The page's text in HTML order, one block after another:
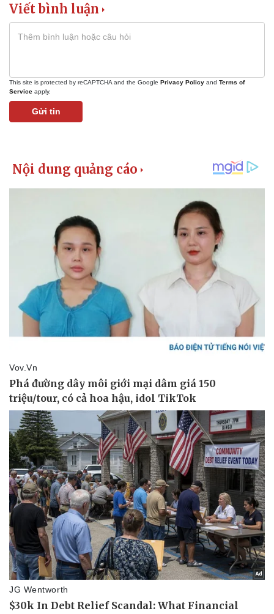
Bất động sản
Khởi nghiệp
Thị trường
Giá vàng
Tiêu dùng
Chứng khoán
Viết bình luận
This site is protected by reCAPTCHA and the Google Privacy Policy and Terms of
Service apply.
Gửi tin